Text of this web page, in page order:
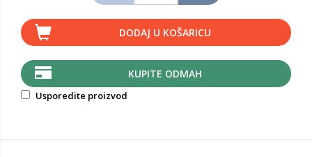
DODAJ U KOŠARICU
KUPITE ODMAH
Usporedite proizvod